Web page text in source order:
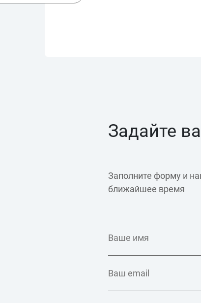
Задайте
Заполните форму и
ближайшее время